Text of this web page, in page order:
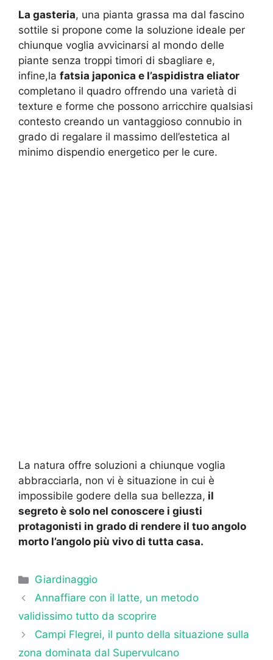
La gasteria, una pianta grassa ma dal fascino
sottile si propone come la soluzione ideale per
chiunque voglia avvicinarsi al mondo delle
piante senza troppi timori di sbagliare e,
infine,la fatsia japonica e l’aspidistra eliator
completano il quadro offrendo una varietà di
texture e forme che possono arricchire qualsiasi
contesto creando un vantaggioso connubio in
grado di regalare il massimo dell’estetica al
minimo dispendio energetico per le cure.
La natura offre soluzioni a chiunque voglia
abbracciarla, non vi è situazione in cui è
impossibile godere della sua bellezza, il
segreto è solo nel conoscere i giusti
protagonisti in grado di rendere il tuo angolo
morto l’angolo più vivo di tutta casa.
Categorie
Giardinaggio
Annaffiare con il latte, un metodo
validissimo tutto da scoprire
Campi Flegrei, il punto della situazione sulla
zona dominata dal Supervulcano